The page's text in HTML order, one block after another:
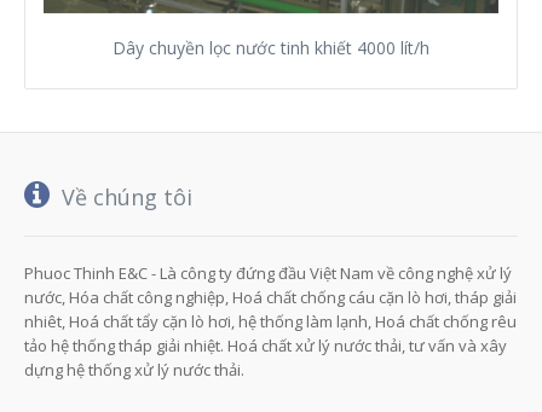
Dây chuyền lọc nước tinh khiết 4000 lít/h
Về chúng tôi
Phuoc Thinh E&C - Là công ty đứng đầu Việt Nam về công nghệ xử lý
nước, Hóa chất công nghiệp, Hoá chất chống cáu cặn lò hơi, tháp giải
nhiêt, Hoá chất tẩy cặn lò hơi, hệ thống làm lạnh, Hoá chất chống rêu
tảo hệ thống tháp giải nhiệt. Hoá chất xử lý nước thải, tư vấn và xây
dựng hệ thống xử lý nước thải.